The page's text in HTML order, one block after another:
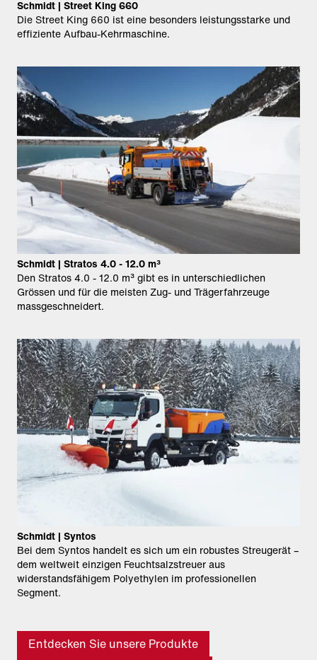
Schmidt | Street King 660
Die Street King 660 ist eine besonders leistungsstarke und
effiziente Aufbau-Kehrmaschine.
Schmidt | Stratos 4.0 - 12.0 m³
Den Stratos 4.0 - 12.0 m³ gibt es in unterschiedlichen
Grössen und für die meisten Zug- und Trägerfahrzeuge
massgeschneidert.
Schmidt | Syntos
Bei dem Syntos handelt es sich um ein robustes Streugerät –
dem weltweit einzigen Feuchtsalzstreuer aus
widerstandsfähigem Polyethylen im professionellen
Segment.
Entdecken Sie unsere Produkte